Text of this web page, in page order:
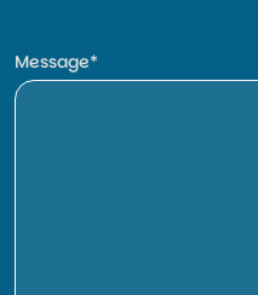
Message